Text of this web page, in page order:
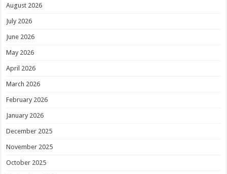
August 2026
July 2026
June 2026
May 2026
April 2026
March 2026
February 2026
January 2026
December 2025
November 2025
October 2025